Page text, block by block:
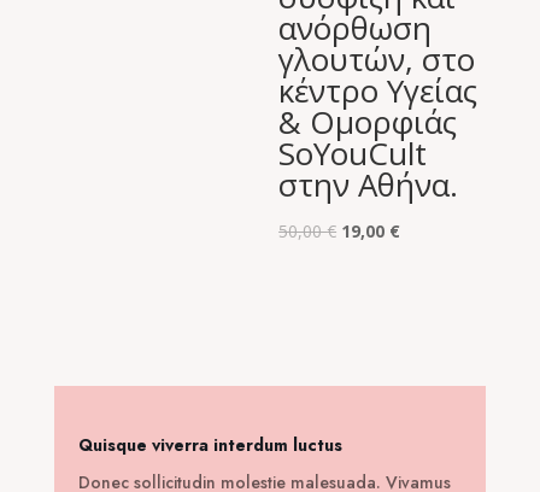
ανόρθωση
γλουτών, στο
κέντρο Υγείας
& Ομορφιάς
SoYouCult
στην Αθήνα.
50,00€ Original
19,00 €
Quisque viverra interdum luctus
Donec sollicitudin molestie malesuada. Vivamus